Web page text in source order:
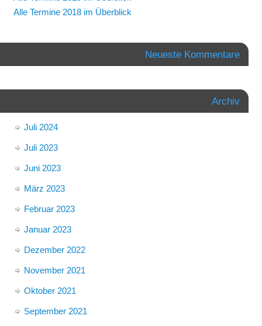
Alle Termine 2018 im Überblick
Neueste Kommentare
Archiv
Juli 2024
Juli 2023
Juni 2023
März 2023
Februar 2023
Januar 2023
Dezember 2022
November 2021
Oktober 2021
September 2021